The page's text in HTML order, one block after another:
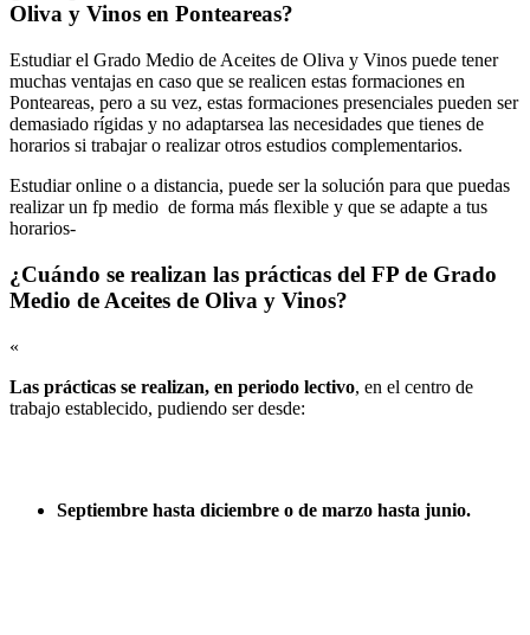
Oliva y Vinos en Ponteareas?
Estudiar el Grado Medio de Aceites de Oliva y Vinos puede tener
muchas ventajas en caso que se realicen estas formaciones en
Ponteareas, pero a su vez, estas formaciones presenciales pueden ser
demasiado rígidas y no adaptarsea las necesidades que tienes de
horarios si trabajar o realizar otros estudios complementarios.
Estudiar online o a distancia, puede ser la solución para que puedas
realizar un fp medio de forma más flexible y que se adapte a tus
horarios-
¿Cuándo se realizan las prácticas del FP de Grado
Medio de Aceites de Oliva y Vinos?
«
Las prácticas se realizan, en periodo lectivo, en el centro de
trabajo establecido, pudiendo ser desde:
Septiembre hasta diciembre o de marzo hasta junio.